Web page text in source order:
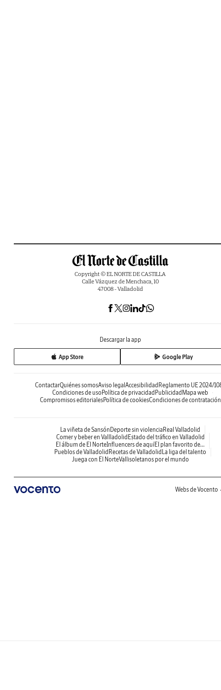
Copyright © EL NORTE DE CASTILLA
Calle Vázquez de Menchaca, 10
47008 - Valladolid
Descargar la app
App Store Google Play
ContactarQuiénes somosAviso legal Accesibilidad Reglamento UE 2024/
Condiciones de uso Política de privacidad Publicidad Mapa web
Compromisos editorialesPolítica de cookiesCondiciones de contratación
La viñeta de Sansón Deporte sin violencia Real Valladolid
Comer y beber en Vallladolid Estado del tráfico en Valladolid
El álbum de El NorteInfluencers de aquíEl plan favorito de...
Pueblos de Valladolid Recetas de Valladolid La liga del talento
Juega con El NorteVallisoletanos por el mundo
Webs de Vocento